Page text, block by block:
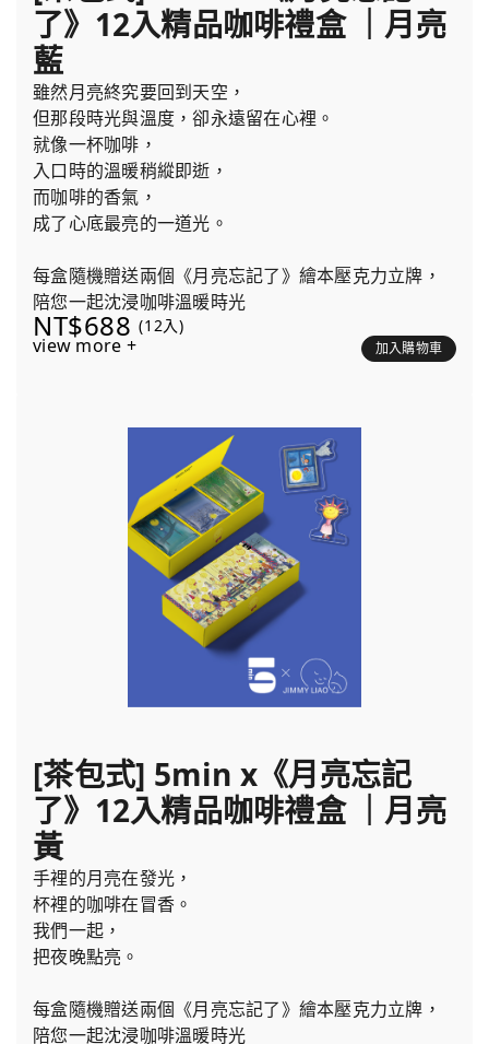
了》12入精品咖啡禮盒 ｜月亮
藍
雖然月亮終究要回到天空，
但那段時光與溫度，卻永遠留在心裡。
就像一杯咖啡，
入口時的溫暖稍縱即逝，
而咖啡的香氣，
成了心底最亮的一道光。
每盒隨機贈送兩個《月亮忘記了》繪本壓克力立牌，
陪您一起沈浸咖啡溫暖時光
NT$688 (12入)
view more + 加入購物車
[茶包式] 5min x《月亮忘記
了》12入精品咖啡禮盒 ｜月亮
黃
手裡的月亮在發光，
杯裡的咖啡在冒香。
我們一起，
把夜晚點亮。
每盒隨機贈送兩個《月亮忘記了》繪本壓克力立牌，
陪您一起沈浸咖啡溫暖時光